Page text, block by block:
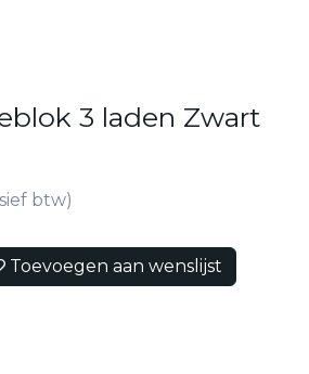
3 laden Zwart
btw)
Toevoegen aan wenslijst